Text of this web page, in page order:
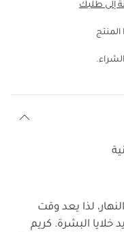
إلى طلبك
لذا يعد وقت
خلايا البشرة. كريم